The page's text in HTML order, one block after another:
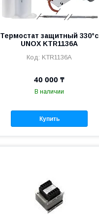
Термостат защитный 330°c
UNOX KTR1136A
KTR1136A
40 000 ₸
В наличии
Купить